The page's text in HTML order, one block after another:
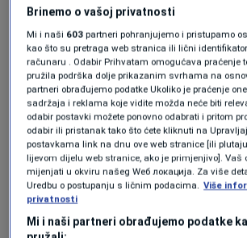
NEWS|7. nov.| 0
US Treasury Department
TV and six other
Milorad Dodik
NEWS 18. jun. 0
Oglas
Brinemo o vašoj privatnosti
Mi i naši 603 partneri pohranjujemo i pristupamo
kao što su pretraga web stranica ili lični
računaru . Odabir Prihvatam omogućava praćenje
pružila podrška dolje prikazanim svrhama na
partneri obrađujemo podatke Ukoliko je praćenje
sadržaja i reklama koje vidite možda neće biti
odabir postavki možete ponovno odabrati i pritom
odabir ili pristanak tako što ćete kliknuti na
postavkama link na dnu ove web stranice [ili
lijevom dijelu web stranice, ako je primjenjivo]. Vaš
mijenjati u okviru našeg Wеб локација. Za više
Uredbu o postupanju s ličnim podacima. Više
privatnosti
Mi i naši partneri obrađujemo podatke